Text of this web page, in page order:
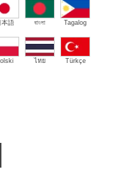
本語 বাংলা Tagalog
ไทย Türkçe